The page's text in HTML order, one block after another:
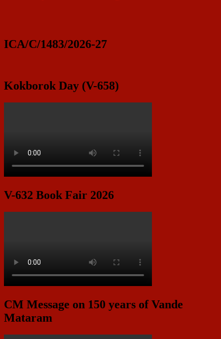
ICA/C/1483/2026-27
Kokborok Day (V-658)
V-632 Book Fair 2026
CM Message on 150 years of Vande
Mataram